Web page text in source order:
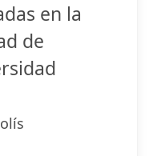
en la
de